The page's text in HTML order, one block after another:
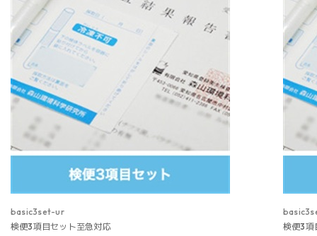
basic3set-ur
検便3項目セット至急対応
検便3項